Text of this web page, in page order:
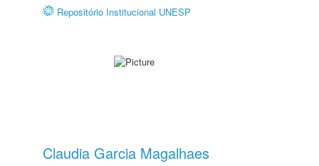
Repositório Institucional UNESP
Claudia Garcia Magalhaes